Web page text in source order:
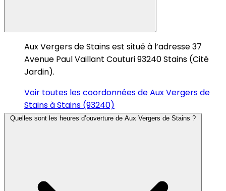
Aux Vergers de Stains est situé à l’adresse 37
Avenue Paul Vaillant Couturi 93240 Stains (Cité
Jardin).
Voir toutes les coordonnées de Aux Vergers de
Stains à Stains (93240)
Quelles sont les heures d’ouverture de Aux Vergers de Stains ?